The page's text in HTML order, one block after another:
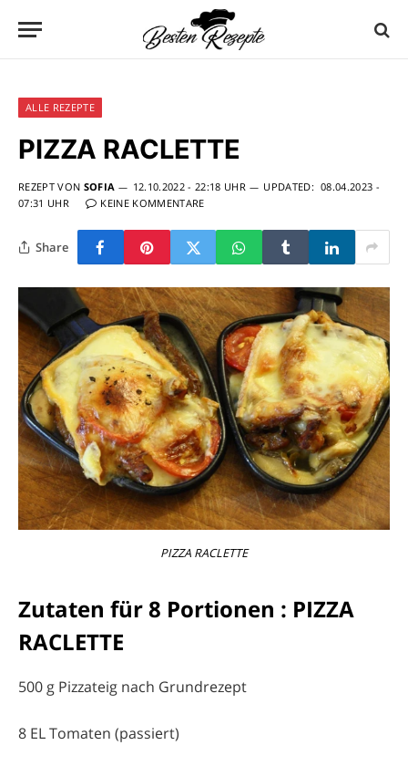
ALLE REZEPTE
PIZZA RACLETTE
REZEPT VON SOFIA 12.10.2022 - 22:18 UHR UPDATED: 08.04.2023 -
07:31 UHR
KEINE KOMMENTARE
Share
PIZZA RACLETTE
Zutaten für 8 Portionen : PIZZA
RACLETTE
500 g Pizzateig nach Grundrezept
8 EL Tomaten (passiert)